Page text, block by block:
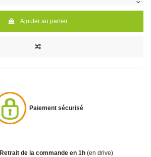
Ajouter au panier
Paiement sécurisé
Retrait de la commande en 1h (en drive)